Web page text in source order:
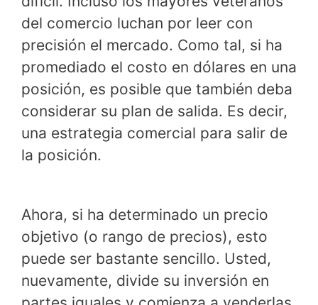
del comercio luchan por leer con
precisión el mercado. Como tal, si ha
promediado el costo en dólares en una
posición, es posible que también deba
considerar su plan de salida. Es decir,
una estrategia comercial para salir de
la posición.
Ahora, si ha determinado un precio
objetivo (o rango de precios), esto
puede ser bastante sencillo. Usted,
nuevamente, divide su inversión en